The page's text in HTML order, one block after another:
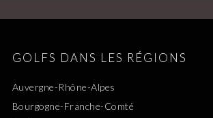
GOLFS DANS LES RÉGIONS
Auvergne-Rhône-Alpes
Bourgogne-Franche-Comté